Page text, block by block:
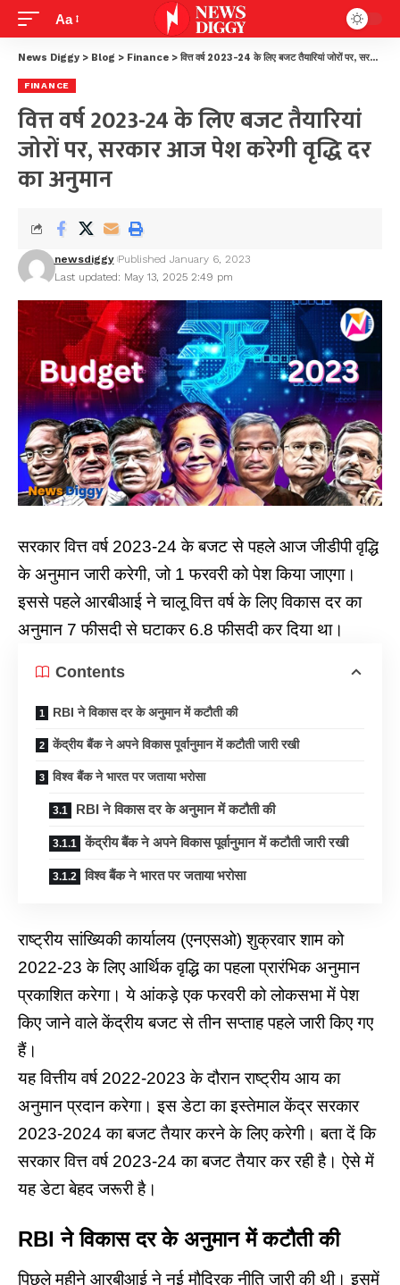
Aa
News Diggy > Blog > Finance > वित्त वर्ष 2023-24 के लिए बजट तैयारियां जोरों पर, सरकार आज पेश करेगी वृद्धि दर का अनुमान
FINANCE
वित्त वर्ष 2023-24 के लिए बजट तैयारियां
जोरों पर, सरकार आज पेश करेगी वृद्धि दर
का अनुमान
Last updated: May 13, 2025 2:49 pm
newsdiggy Published January 6, 2023
सरकार वित्त वर्ष 2023-24 के बजट से पहले आज जीडीपी वृद्धि
के अनुमान जारी करेगी, जो 1 फरवरी को पेश किया जाएगा।
इससे पहले आरबीआई ने चालू वित्त वर्ष के लिए विकास दर का
अनुमान 7 फीसदी से घटाकर 6.8 फीसदी कर दिया था।
Contents
RBI ने विकास दर के अनुमान में कटौती की
केंद्रीय बैंक ने अपने विकास पूर्वानुमान में कटौती जारी रखी
विश्व बैंक ने भारत पर जताया भरोसा
RBI ने विकास दर के अनुमान में कटौती की
केंद्रीय बैंक ने अपने विकास पूर्वानुमान में कटौती जारी रखी
विश्व बैंक ने भारत पर जताया भरोसा
राष्ट्रीय सांख्यिकी कार्यालय (एनएसओ) शुक्रवार शाम को
2022-23 के लिए आर्थिक वृद्धि का पहला प्रारंभिक अनुमान
प्रकाशित करेगा। ये आंकड़े एक फरवरी को लोकसभा में पेश
किए जाने वाले केंद्रीय बजट से तीन सप्ताह पहले जारी किए गए
हैं।
यह वित्तीय वर्ष 2022-2023 के दौरान राष्ट्रीय आय का
अनुमान प्रदान करेगा। इस डेटा का इस्तेमाल केंद्र सरकार
2023-2024 का बजट तैयार करने के लिए करेगी। बता दें कि
सरकार वित्त वर्ष 2023-24 का बजट तैयार कर रही है। ऐसे में
यह डेटा बेहद जरूरी है।
RBIने विकास दर के अनुमान में कटौती की
पिछले महीने आरबीआई ने नई मौद्रिक नीति जारी की थी। इसमें